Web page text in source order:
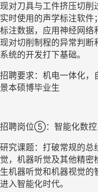
现对刀具与工件挤压切削
实时使用的声学标注软件
标注数据，应用神经网络
现对切削制程的异常判断
系统的开发打下基础。
招聘要求：机电一体化，
景本硕博毕业生
招聘岗位⑤：智能化数控
研究课题：打破常规的总
觉，机器听觉及其他精密
生机器听觉和机器视觉的
进入智能化时代。